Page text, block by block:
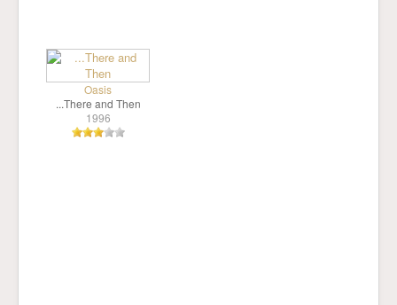
Oasis
...There and Then
1996